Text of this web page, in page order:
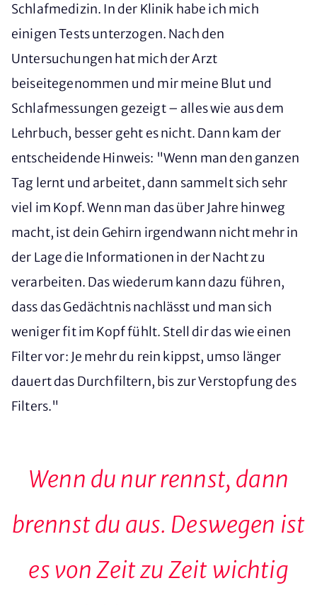
Schlafmedizin. In der Klinik habe ich mich
einigen Tests unterzogen. Nach den
Untersuchungen hat mich der Arzt
beiseitegenommen und mir meine Blut und
Schlafmessungen gezeigt – alles wie aus dem
Lehrbuch, besser geht es nicht. Dann kam der
entscheidende Hinweis: "Wenn man den ganzen
Tag lernt und arbeitet, dann sammelt sich sehr
viel im Kopf. Wenn man das über Jahre hinweg
macht, ist dein Gehirn irgendwann nicht mehr in
der Lage die Informationen in der Nacht zu
verarbeiten. Das wiederum kann dazu führen,
dass das Gedächtnis nachlässt und man sich
weniger fit im Kopf fühlt. Stell dir das wie einen
Filter vor: Je mehr du rein kippst, umso länger
dauert das Durchfiltern, bis zur Verstopfung des
Filters."
Wenn du nur rennst, dann
brennst du aus. Deswegen ist
es von Zeit zu Zeit wichtig